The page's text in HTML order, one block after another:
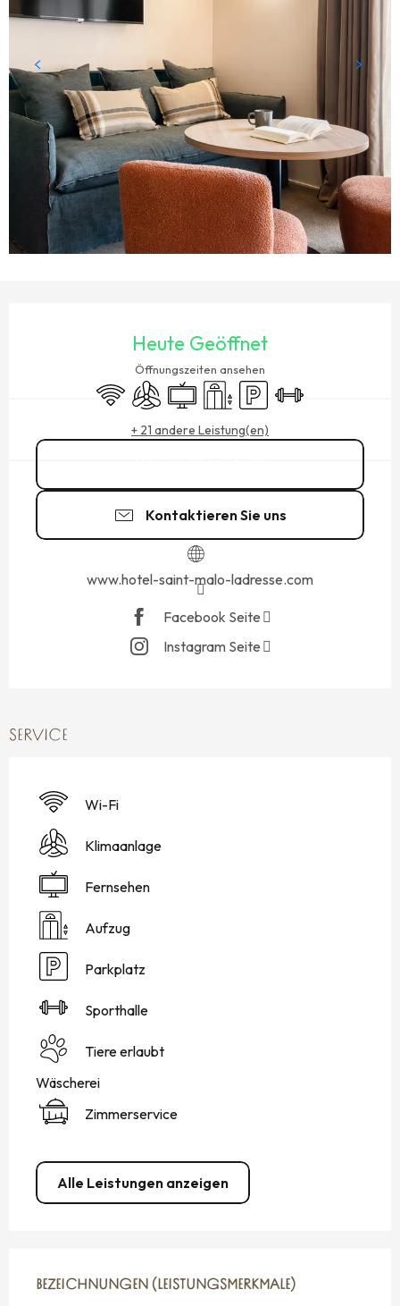
Heute Geöffnet
Öffnungszeiten ansehen
Wi-Fi Klimaanlage
FernsehenAufzugParkplatzSporthalle
+ 21 andere Leistung(en)
Kontaktieren Sie uns
www.hotel-saint-malo-ladresse.com
Facebook Seite
Instagram Seite
SERVICE
Wi-Fi
Klimaanlage
Fernsehen
Aufzug
Parkplatz
Sporthalle
Tiere erlaubt
Wäscherei
Zimmerservice
Alle Leistungen anzeigen
BEZEICHNUNGEN (LEISTUNGSMERKMALE)
BEZEICHNUNGEN (LEISTUNGSMERKMALE)